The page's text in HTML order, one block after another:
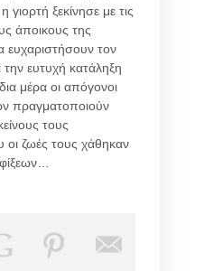
ξεκίνησε με τις
άποικους της
ευχαριστήσουν τον
ευτυχή κατάληξη
μέρα οι απόγονοι
πραγματοποιούν
τους
ζωές τους χάθηκαν